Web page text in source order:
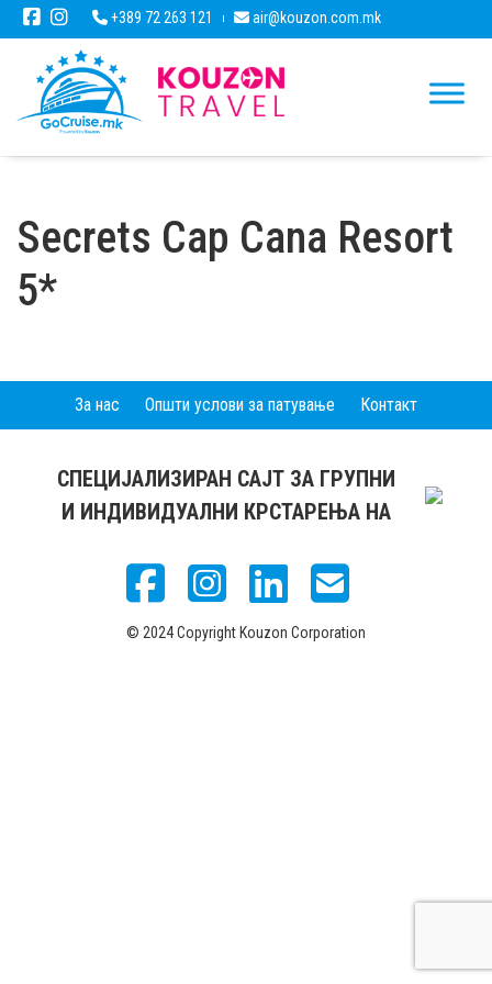
+389 72 263 121 air@kouzon.com.mk
Secrets Cap Cana Resort
5*
За нас Општи услови за патување Контакт
СПЕЦИЈАЛИЗИРАН САЈТ ЗА ГРУПНИ
И ИНДИВИДУАЛНИ КРСТАРЕЊА НА
© 2024 Copyright Kouzon Corporation